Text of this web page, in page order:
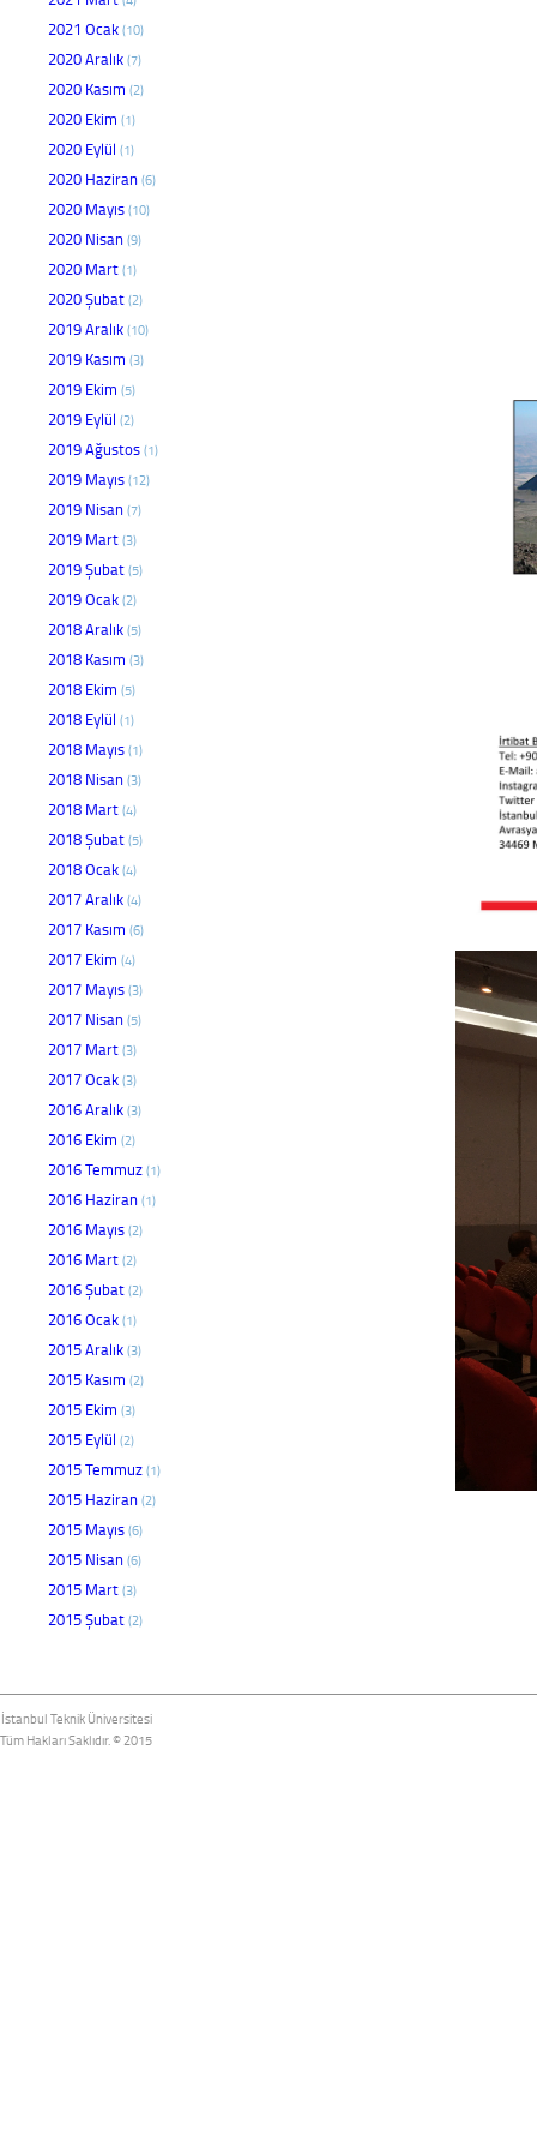
2021 Ocak (10)
2020 Aralık (7)
2020 Kasım (2)
2020 Ekim (1)
2020 Eylül (1)
2020 Haziran (6)
2020 Mayıs (10)
2020 Nisan (9)
2020 Mart (1)
2020 Şubat (2)
2019 Aralık (10)
2019 Kasım (3)
2019 Ekim (5)
2019 Eylül (2)
2019 Ağustos (1)
2019 Mayıs (12)
2019 Nisan (7)
2019 Mart (3)
2019 Şubat (5)
2019 Ocak (2)
2018 Aralık (5)
2018 Kasım (3)
2018 Ekim (5)
2018 Eylül (1)
2018 Mayıs (1)
2018 Nisan (3)
2018 Mart (4)
2018 Şubat (5)
2018 Ocak (4)
2017 Aralık (4)
2017 Kasım (6)
2017 Ekim (4)
2017 Mayıs (3)
2017 Nisan (5)
2017 Mart (3)
2017 Ocak (3)
2016 Aralık (3)
2016 Ekim (2)
2016 Temmuz (1)
2016 Haziran (1)
2016 Mayıs (2)
2016 Mart (2)
2016 Şubat (2)
2016 Ocak (1)
2015 Aralık (3)
2015 Kasım (2)
2015 Ekim (3)
2015 Eylül (2)
2015 Temmuz (1)
2015 Haziran (2)
2015 Mayıs (6)
2015 Nisan (6)
2015 Mart (3)
2015 Şubat (2)
İstanbul Teknik Üniversitesi
Tüm Hakları Saklıdır. © 2015